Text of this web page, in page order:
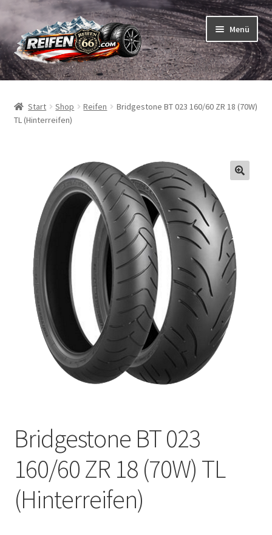
Zur
Navigation
springen
Zum
Inhalt
springen
Menü
Reifen
Schläuche
Marken
Reifentests
Kontakt
Start Shop Reifen
Bridgestone BT 023 160/60 ZR 18 (70W)
TL (Hinterreifen)
Bridgestone BT 023
160/60 ZR 18 (70W) TL
(Hinterreifen)